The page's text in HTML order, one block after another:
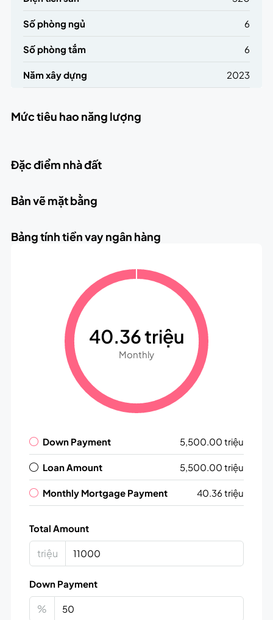
Số phòng ngủ 6
Số phòng tắm 6
Năm xây dựng 2023
Mức tiêu hao năng lượng
Đặc điểm nhà đất
Bản vẽ mặt bằng
Bảng tính tiền vay ngân hàng
40.36 triệu
Monthly
Down Payment 5,500.00 triệu
Loan Amount 5,500.00 triệu
Monthly Mortgage Payment 40.36 triệu
Total Amount
triệu
Down Payment
%